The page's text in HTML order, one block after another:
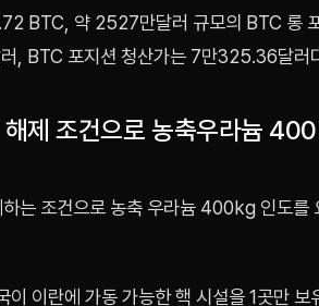
BTC, 약 2527만달러 규모의 BTC 롱
, BTC 포지션 청산가는 7만325.36달러
제 조건으로 농축우라늄
는 조건으로 농축 우라늄 400kg 인도를
이란에 가동 가능한 핵 시설을 1곳만 보